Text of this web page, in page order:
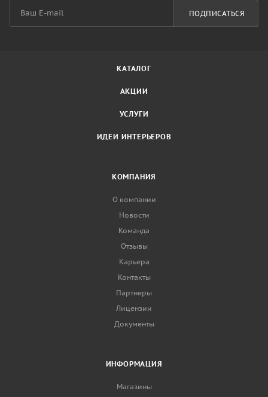
ПОДПИСАТЬСЯ
КАТАЛОГ
АКЦИИ
УСЛУГИ
ИДЕИ ИНТЕРЬЕРОВ
КОМПАНИЯ
О компании
Новости
Команда
Отзывы
Карьера
Контакты
Партнеры
Лицензии
Документы
ИНФОРМАЦИЯ
Магазины